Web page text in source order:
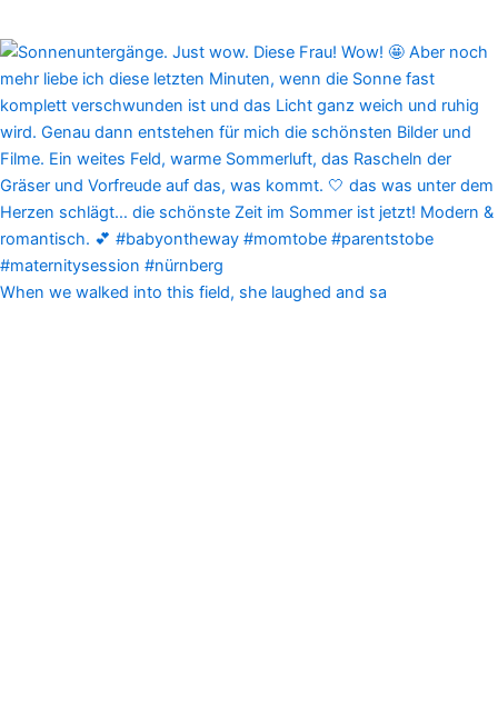
When we walked into this field, she laughed and sa